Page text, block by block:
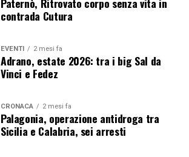
contrada Cutura
EVENTI 2 mesi fa
Adrano, estate 2026: tra i big Sal da
Vinci e Fedez
CRONACA 2 mesi fa
Palagonia, operazione antidroga tra
Sicilia e Calabria, sei arresti